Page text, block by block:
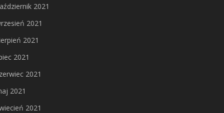
2021
2021
2021
2021
2021
2021
2021